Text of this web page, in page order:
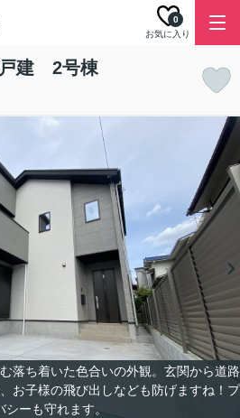
お気に入り
0
戸建 2号棟
落ち着いた色合いの外観。玄関から道路
お子様の飛び出しなども防げますね！プ
シーも守れます。